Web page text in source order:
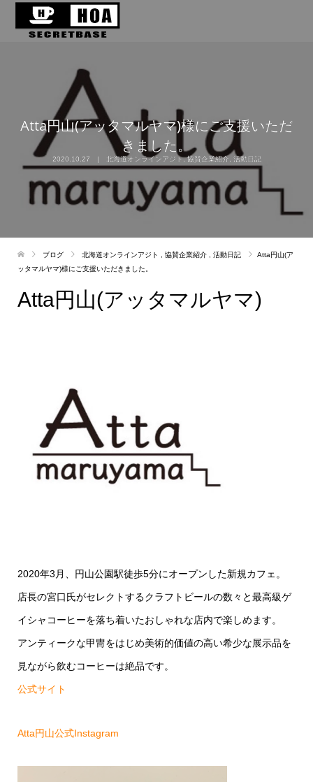
Atta円山(アッタマルヤマ)様にご支援いただ
きました。
2020.10.27 北海道オンラインアジト,協賛企業紹介 活動日記
ブログ 北海道オンラインアジト 協賛企業紹介 活動日記
Atta円山(ア
ッタマルヤマ)様にご支援いただきました。
Atta円山(アッタマルヤマ)
2020年3月、円山公園駅徒歩5分にオープンした新規カフェ。
店長の宮口氏がセレクトするクラフトビールの数々と最高級ゲ
イシャコーヒーを落ち着いたおしゃれな店内で楽しめます。
アンティークな甲冑をはじめ美術的価値の高い希少な展示品を
見ながら飲むコーヒーは絶品です。
公式サイト
Atta円山公式Instagram